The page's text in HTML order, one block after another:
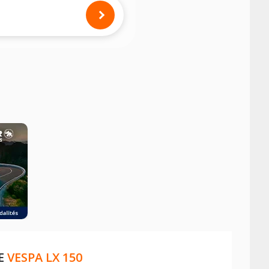
des pneus montés sur votre
VESPA LX 150